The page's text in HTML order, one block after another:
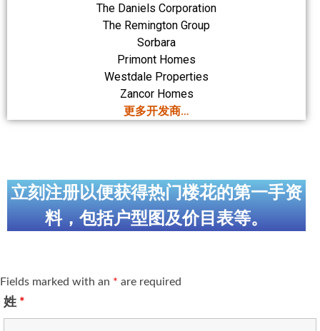
The Daniels Corporation
The Remington Group
Sorbara
Primont Homes
Westdale Properties
Zancor Homes
更多开发商…
立刻注册以便获得热门楼花的第一手资
料，包括户型图及价目表等。
Fields marked with an * are required
姓 *